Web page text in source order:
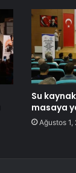
Su
masaya
Ağustos 1,